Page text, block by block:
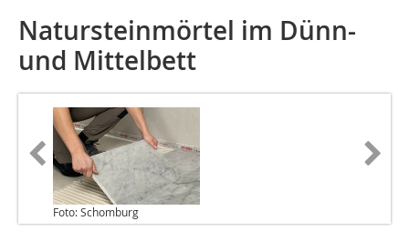
Natursteinmörtel im Dünn-
und Mittelbett
Foto: Schomburg